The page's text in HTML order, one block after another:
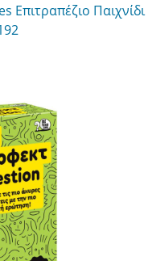
Επιτραπέζιο